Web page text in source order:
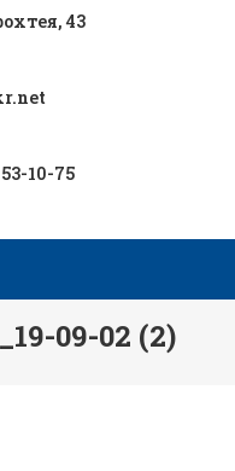
43
10-75
09-02 (2)